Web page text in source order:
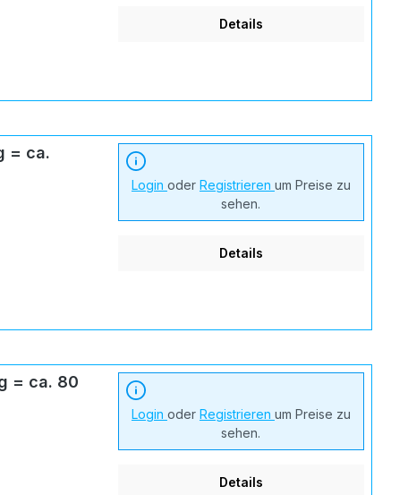
Details
Login oder Registrieren um Preise zu
sehen.
Details
Login oder Registrieren um Preise zu
sehen.
Details